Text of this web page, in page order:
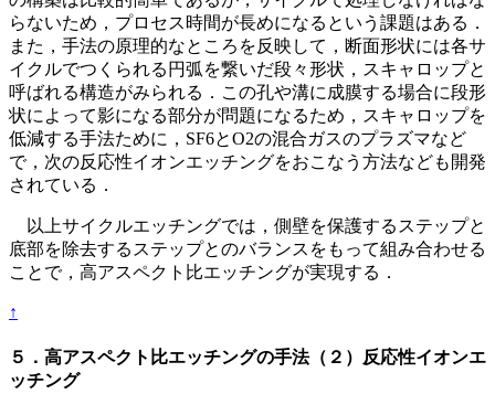
らないため，プロセス時間が長めになるという課題はある．
また，手法の原理的なところを反映して，断面形状には各サ
イクルでつくられる円弧を繋いだ段々形状，スキャロップと
呼ばれる構造がみられる．この孔や溝に成膜する場合に段形
状によって影になる部分が問題になるため，スキャロップを
低減する手法ために，SF6とO2の混合ガスのプラズマなど
で，次の反応性イオンエッチングをおこなう方法なども開発
されている．
以上サイクルエッチングでは，側壁を保護するステップと
底部を除去するステップとのバランスをもって組み合わせる
ことで，高アスペクト比エッチングが実現する．
↑
５．高アスペクト比エッチングの手法（２）反応性イオンエ
ッチング